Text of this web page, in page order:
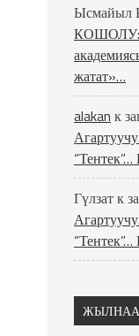
Ысмайыл
КОШОЛУ:
жатат»…
alakan к
Гүлзатк